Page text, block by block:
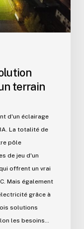
terrain
d'un éclairage
La totalité de
pôle
de jeu d'un
offrent un vrai
Mais également
grâce à
solutions
les besoins…